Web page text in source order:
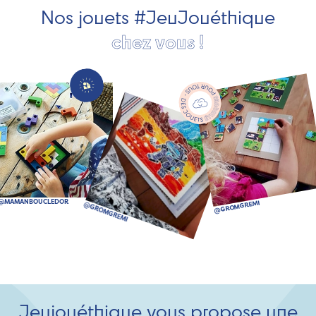
Nos jouets #JeuJouéthique
chez vous !
Jeujouéthique vous propose une